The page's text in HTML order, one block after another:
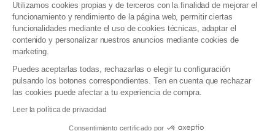
Utilizamos cookies propias y de terceros con la finalidad de mejorar el
funcionamiento y rendimiento de la página web, permitir ciertas
funcionalidades mediante el uso de cookies técnicas, adaptar el
contenido y personalizar nuestros anuncios mediante cookies de
marketing.
Puedes aceptarlas todas, rechazarlas o elegir tu configuración
pulsando los botones correspondientes. Ten en cuenta que rechazar
las cookies puede afectar a tu experiencia de compra.
Leer la política de privacidad
Consentimiento certificado por
Política de gestión de datos personales y cookies
Condiciones generales de Venta Profesional
Declaración de accesibilidad